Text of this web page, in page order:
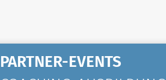
PARTNER-EVENTS